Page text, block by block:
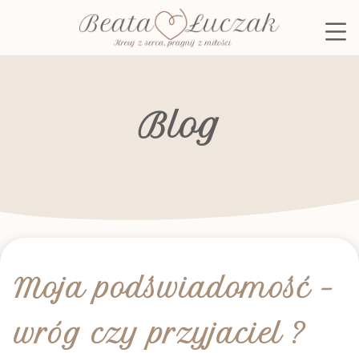
content
Blog
Moja podświadomość –
wróg czy przyjaciel ?